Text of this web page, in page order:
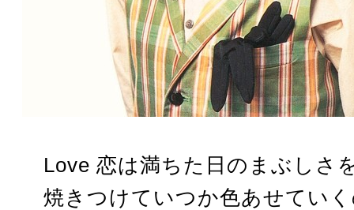
Love 恋は満ちた日のまぶしさ
焼きつけていつか色あせてい